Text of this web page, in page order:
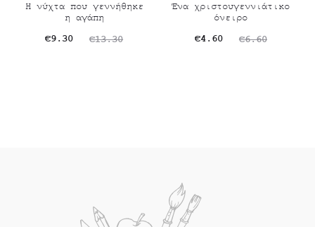
Η νύχτα που γεννήθηκε
η αγάπη
€13.30
Original
€9.30
Η
Ένα χριστουγεννιάτικο
όνειρο
€6.60
Original
€4.60
Η